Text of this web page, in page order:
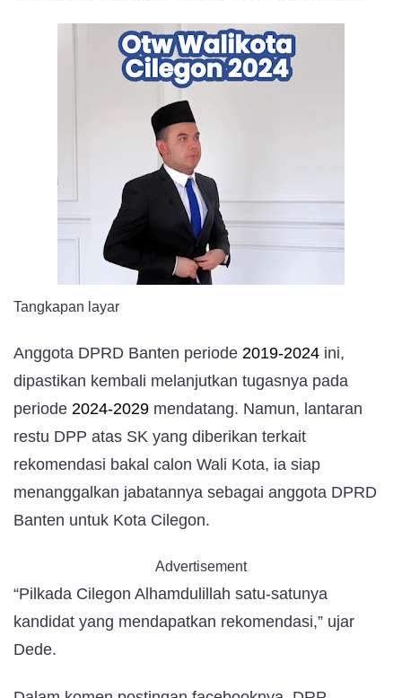
Tangkapan layar
Anggota DPRD Banten periode 2019-2024 ini,
dipastikan kembali melanjutkan tugasnya pada
periode 2024-2029 mendatang. Namun, lantaran
restu DPP atas SK yang diberikan terkait
rekomendasi bakal calon Wali Kota, ia siap
menanggalkan jabatannya sebagai anggota DPRD
Banten untuk Kota Cilegon.
Advertisement
“Pilkada Cilegon Alhamdulillah satu-satunya
kandidat yang mendapatkan rekomendasi,” ujar
Dede.